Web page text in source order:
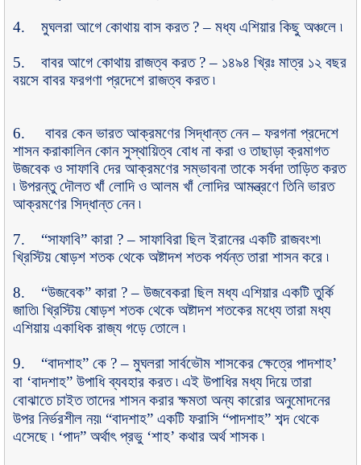
4. মুঘলরা আগে কোথায় বাস করত? – মধ্য এশিয়ার কিছু অঞ্চলে ৷
5. বাবর আগে কোথায় রাজত্ব করত? – ১৪৯৪ খ্রিঃ মাত্র ১২ বছর
বয়সে বাবর ফরগণা প্রদেশে রাজত্ব করত ৷
6. বাবর কেন ভারত আক্রমণের সিদ্ধান্ত নেন– ফরগনা প্রদেশে
শাসন করাকালিন কোন সুস্থায়িত্ব বোধ না করা ও তাছাড়া ক্রমাগত
উজবেক ও সাফাবি দের আক্রমণের সম্ভাবনা তাকে সর্বদা তাড়িত করত
৷ উপরন্তু দৌলত খাঁ লোদি ও আলম খাঁ লোদির আমন্ত্রণে তিনি ভারত
আক্রমণের সিদ্ধান্ত নেন ৷
7. “সাফাবি” কারা ? – সাফাবিরা ছিল ইরানের একটি রাজবংশ৷
খ্রিস্টিয় ষোড়শ শতক থেকে অষ্টাদশ শতক পর্যন্ত তারা শাসন করে ৷
8. “উজবেক” কারা ? – উজবেকরা ছিল মধ্য এশিয়ার একটি তুর্কি
জাতি৷ খ্রিস্টিয় ষোড়শ শতক থেকে অষ্টাদশ শতকের মধ্যে তারা মধ্য
এশিয়ায় একাধিক রাজ্য গড়ে তোলে ৷
9. “বাদশাহ” কে ? – মুঘলরা সার্বভৌম শাসকের ক্ষেত্রে পাদশাহ’
বা ‘বাদশাহ” উপাধি ব্যবহার করত ৷ এই উপাধির মধ্য দিয়ে তারা
বোঝাতে চাইত তাদের শাসনকরার ক্ষমতা অন্য কারোর অনুমোদনের
উপর নির্ভরশীল নয়৷ “বাদশাহ” একটি ফরাসি “পাদশাহ” শব্দ থেকে
এসেছে ৷ ‘পাদ” অর্থাৎ প্রভু ‘শাহ’ কথার অর্থ শাসক ৷